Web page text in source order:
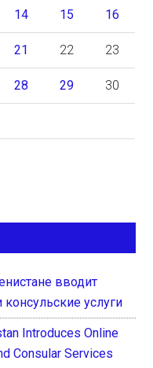
14 15 16
21 22 23
28 29 30
вводит
услуги
Introduces Online
Consular Services